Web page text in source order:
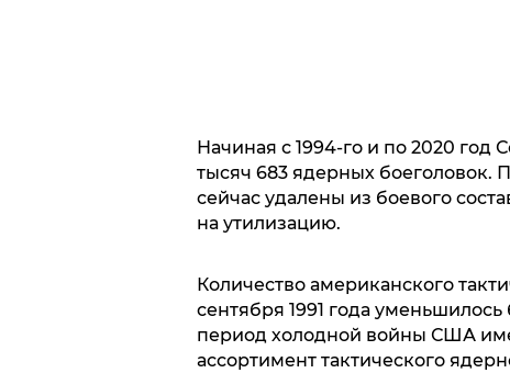
Начиная с 1994-го и по 2020
тысяч 683 ядерных боеголовок.
сейчас удалены из боевого
на утилизацию.
Количество американского
сентября 1991 года
период холодной войны США
ассортимент тактического